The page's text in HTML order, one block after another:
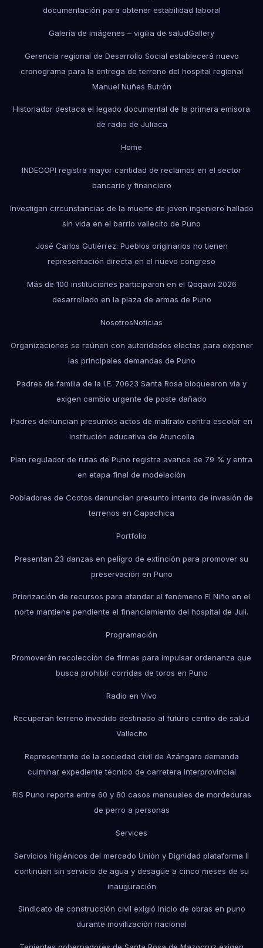
documentación para obtener estabilidad laboral
Galería de imágenes – vigilia de saludGallery
Gerencia regional de Desarrollo Social establecerá nuevo
cronograma para la entrega de terreno del hospital regional
Manuel Nuñes Butrón
Historiador destaca el legado documental de la primera emisora
de radio de Juliaca
Home
INDECOPI registra mayor cantidad de reclamos en el sector
bancario y financiero
Investigan circunstancias de la muerte de joven ingeniero hallado
sin vida en el barrio vallecito de Puno
José Carlos Gutiérrez: Pueblos originarios no tienen
representación directa en el nuevo congreso
Más de 100 instituciones participaron en el Qoqawi 2026
desarrollado en la plaza de armas de Puno
NosotrosNoticias
Organizaciones se reúnen con autoridades electas para exponer
las principales demandas de Puno
Padres de familia de la I.E. 70623 Santa Rosa bloquearon vía y
exigen cambio urgente de poste dañado
Padres denuncian presuntos actos de maltrato contra escolar en
institución educativa de Atuncolla
Plan regulador de rutas de Puno registra avance de 79 % y entra
en etapa final de modelación
Pobladores de Ccotos denuncian presunto intento de invasión de
terrenos en Capachica
Portfolio
Presentan 23 danzas en peligro de extinción para promover su
preservación en Puno
Priorización de recursos para atender el fenómeno El Niño en el
norte mantiene pendiente el financiamiento del hospital de Juli.
Programación
Promoverán recolección de firmas para impulsar ordenanza que
busca prohibir corridas de toros en Puno
Radio en Vivo
Recuperan terreno invadido destinado al futuro centro de salud
Vallecito
Representante de la sociedad civil de Azángaro demanda
culminar expediente técnico de carretera interprovincial
RIS Puno reporta entre 60 y 80 casos mensuales de mordeduras
de perro a personas
Services
Servicios higiénicos del mercado Unión y Dignidad plataforma II
continúan sin servicio de agua y desagüe a cinco meses de su
inauguración
Sindicato de construcción civil exigió inicio de obras en puno
durante movilización nacional